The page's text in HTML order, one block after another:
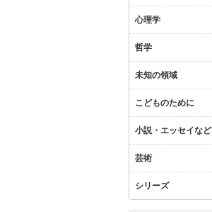
心理学
哲学
未知の領域
こどものために
小説・エッセイなど
芸術
シリーズ